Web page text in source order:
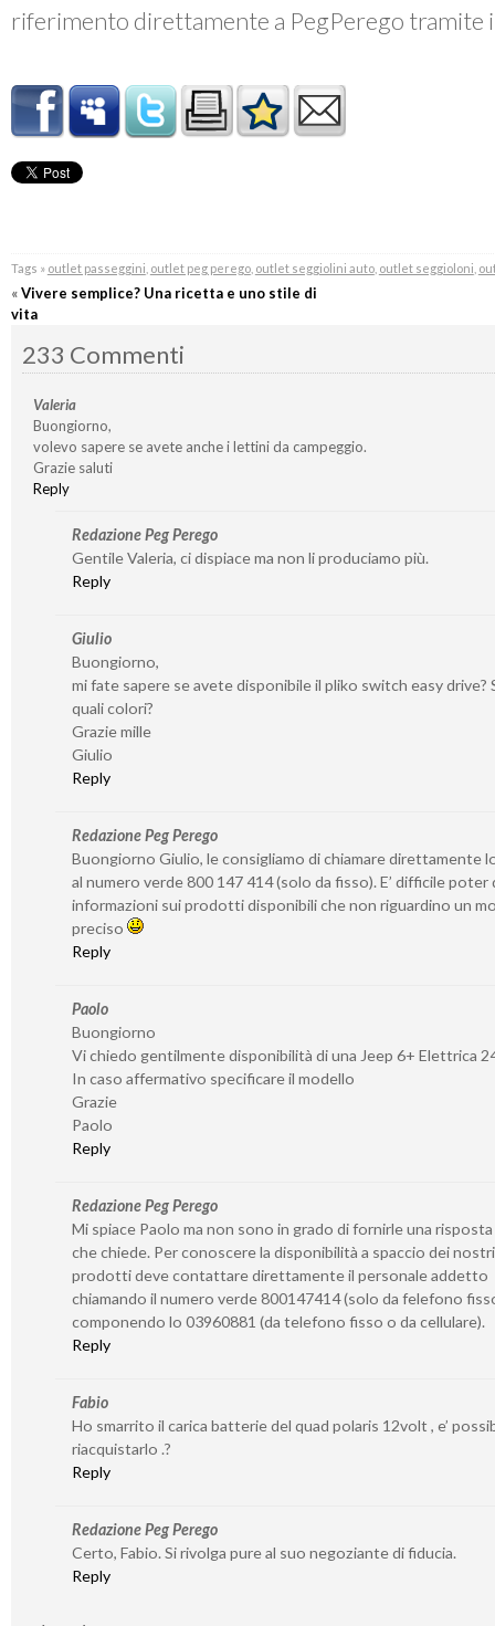
riferimento direttamente a PegPerego tramite
Tags » outlet passeggini outlet peg perego, outlet seggiolini auto, outlet seggioloni
«Vivere semplice? Una ricetta e uno stile di
vita
233 Commenti
Valeria
Buongiorno,
volevo sapere se avete anche i lettini da campeggio.
Grazie saluti
Reply
Redazione Peg Perego
Gentile Valeria, ci dispiace ma non li produciamo più.
Reply
Giulio
Buongiorno,
mi fate sapere se avete disponibile il pliko switch easy drive?
quali colori?
Grazie mille
Giulio
Reply
Redazione Peg Perego
Buongiorno Giulio, le consigliamo di chiamare direttamente
al numero verde 800 147 414 (solo da fisso). E’ difficile poter
informazioni sui prodotti disponibili che non riguardino un
preciso
Reply
Paolo
Buongiorno
Vi chiedo gentilmente disponibilità di una Jeep 6+ Elettrica
In caso affermativo specificare il modello
Grazie
Paolo
Reply
Redazione Peg Perego
Mi spiace Paolo ma non sono in grado di fornirle una
che chiede. Per conoscere la disponibilità a spaccio dei nostri
prodotti deve contattare direttamente il personale addetto
chiamando il numero verde 800147414 (solo da felefono
componendo lo 03960881 (da telefono fisso o da cellulare).
Reply
Fabio
Ho smarrito il carica batterie del quad polaris 12volt , e’
riacquistarlo .?
Reply
Redazione Peg Perego
Certo, Fabio. Si rivolga pure al suo negoziante di fiducia.
Reply